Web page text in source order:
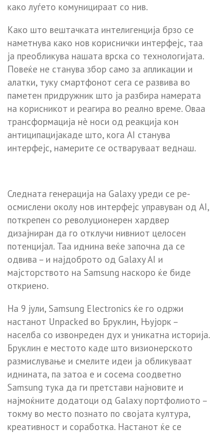
како луѓето комуницираат со нив.
Како што вештачката интелигенција брзо се
наметнува како нов кориснички интерфејс, таа
ја преобликува нашата врска со технологијата.
Повеќе не станува збор само за апликации и
алатки, туку смартфонот сега се развива во
паметен придружник што ја разбира намерата
на корисникот и реагира во реално време. Оваа
трансформација нè носи од реакција кон
антиципацијакаде што, кога AI станува
интерфејс, намерите се остваруваат веднаш.
Следната генерација на Galaxy уреди се ре-
осмислени околу нов интерфејс управуван од AI,
поткрепен со револуционерен хардвер
дизајниран да го отклучи нивниот целосен
потенцијал. Таа иднина веќе започна да се
одвива – и најдоброто од Galaxy AI и
мајсторството на Samsung наскоро ќе биде
откриено.
На 9 јули, Samsung Electronics ќе го одржи
настанот Unpacked во Бруклин, Њујорк –
населба со извонреден дух и уникатна историја.
Бруклин е местото каде што визионерското
размислување и смелите идеи ја обликуваат
иднината, па затоа е и сосема соодветно
Samsung тука да ги претстави најновите и
најмоќните додатоци од Galaxy портфолиото –
токму во место познато по својата култура,
креативност и соработка. Настанот ќе се